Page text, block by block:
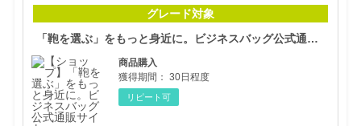
グレード対象
「鞄を選ぶ」をもっと身近に。ビジネスバッグ公式通販サイト【TRANSIC】
商品購入
獲得期間： 30日程度
リピート可